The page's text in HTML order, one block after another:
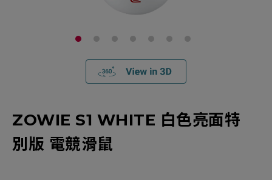
ZOWIE S1 WHITE 白色亮面特
別版 電競滑鼠